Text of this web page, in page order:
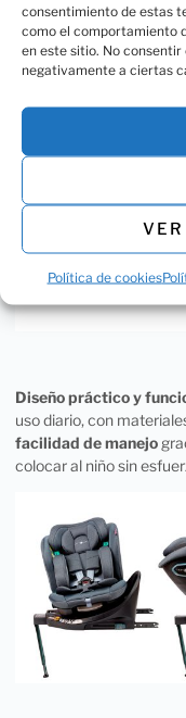
consentimiento de estas
como el comportamiento
en este sitio. No
negativamente a ciertas
Política de cookies
Comodidad que se nota
extra suave , reductor
reposacabezas y 5
etapa y en trayectos
Diseño práctico y
uso diario, con
facilidad de manejo
colocar al niño sin